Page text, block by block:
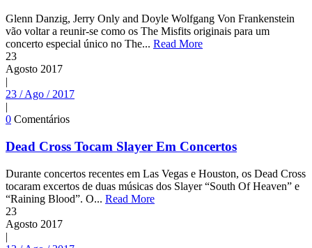
Glenn Danzig, Jerry Only and Doyle Wolfgang Von Frankenstein
vão voltar a reunir-se como os The Misfits originais para um
concerto especial único no The... Read More
23
Agosto 2017
|
23 / Ago / 2017
|
0 Comentários
Dead Cross Tocam Slayer Em Concertos
Durante concertos recentes em Las Vegas e Houston, os Dead Cross
tocaram excertos de duas músicas dos Slayer “South Of Heaven” e
“Raining Blood”. O... Read More
23
Agosto 2017
|